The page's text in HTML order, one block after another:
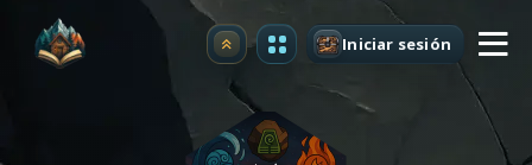
Mejorar Iniciar sesión